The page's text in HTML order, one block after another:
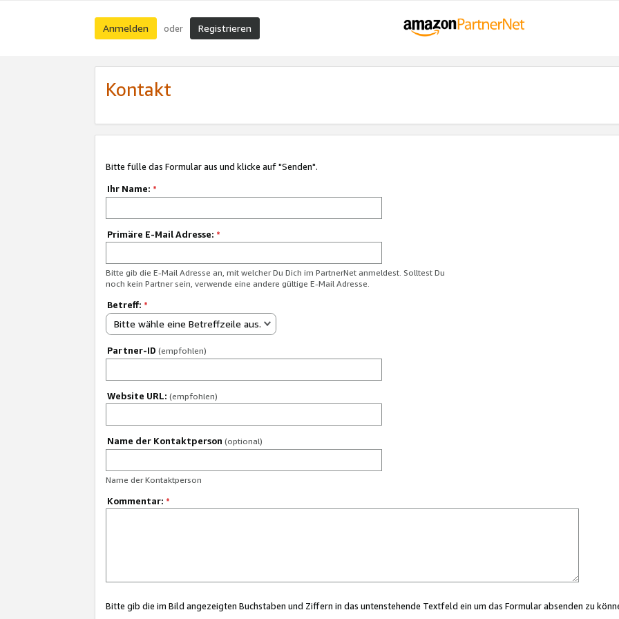
Anmelden oder Registrieren
Kontakt
Bitte fülle das Formular aus und klicke auf "Senden".
Ihr Name: *
Primäre E-Mail Adresse: *
Bitte gib die E-Mail Adresse an, mit welcher Du Dich im PartnerNet anmeldest. Solltest Du
noch kein Partner sein, verwende eine andere gültige E-Mail Adresse.
Betreff: *
Bitte wähle eine Betreffzeile aus.
Partner-ID (empfohlen)
Website URL: (empfohlen)
Name der Kontaktperson (optional)
Name der Kontaktperson
Kommentar: *
Bitte gib die im Bild angezeigten Buchstaben und Ziffern in das untenstehende Textfeld ein um das Formular absenden zu